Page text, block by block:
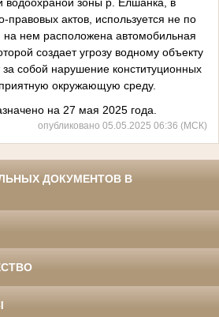
актов, используется не по
нем расположена автомобильная
создает угрозу водному объекту
собой нарушение конституционных
окружающую среду.
на 27 мая 2025 года.
опубликовано 05.05.2025 06:36 (МСК)
ДОКУМЕНТОВ В